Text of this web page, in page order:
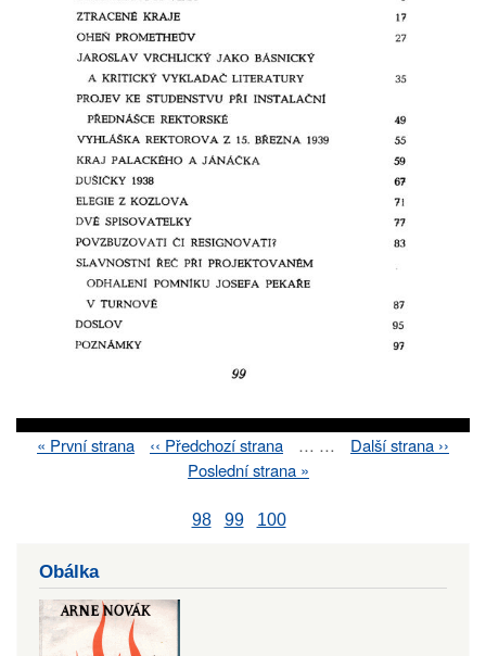
First
« První strana
Previous
‹‹ Předchozí strana … …
Next
Další strana ››
Last
Poslední strana »
98 99 100
Obálka